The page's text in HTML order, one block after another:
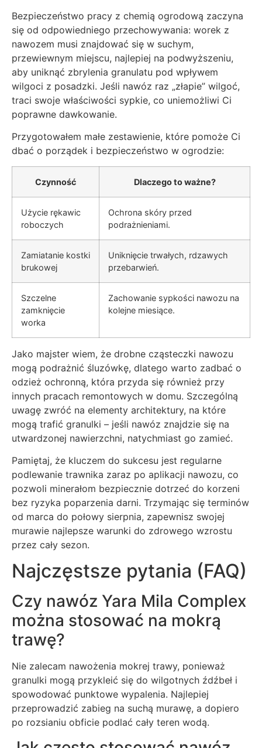
Bezpieczeństwo pracy z chemią ogrodową zaczyna
się od odpowiedniego przechowywania: worek z
nawozem musi znajdować się w suchym,
przewiewnym miejscu, najlepiej na podwyższeniu,
aby uniknąć zbrylenia granulatu pod wpływem
wilgoci z posadzki. Jeśli nawóz raz „złapie” wilgoć,
traci swoje właściwości sypkie, co uniemożliwi Ci
poprawne dawkowanie.
Przygotowałem małe zestawienie, które pomoże Ci
dbać o porządek i bezpieczeństwo w ogrodzie:
Czynność Dlaczego to ważne?
Użycie rękawic
roboczych
Ochrona skóry przed
podrażnieniami.
Zamiatanie kostki
brukowej
Uniknięcie trwałych, rdzawych
przebarwień.
Szczelne
zamknięcie
worka
Zachowanie sypkości nawozu na
kolejne miesiące.
Jako majster wiem, że drobne cząsteczki nawozu
mogą podrażnić śluzówkę, dlatego warto zadbać o
odzież ochronną, która przyda się również przy
innych pracach remontowych w domu. Szczególną
uwagę zwróć na elementy architektury, na które
mogą trafić granulki – jeśli nawóz znajdzie się na
utwardzonej nawierzchni, natychmiast go zamieć.
Pamiętaj, że kluczem do sukcesu jest regularne
podlewanie trawnika zaraz po aplikacji nawozu, co
pozwoli minerałom bezpiecznie dotrzeć do korzeni
bez ryzyka poparzenia darni. Trzymając się terminów
od marca do połowy sierpnia, zapewnisz swojej
murawie najlepsze warunki do zdrowego wzrostu
przez cały sezon.
Najczęstsze pytania (FAQ)
Czy nawóz Yara Mila Complex
można stosować na mokrą
trawę?
Nie zalecam nawożenia mokrej trawy, ponieważ
granulki mogą przykleić się do wilgotnych źdźbeł i
spowodować punktowe wypalenia. Najlepiej
przeprowadzić zabieg na suchą murawę, a dopiero
po rozsianiu obficie podlać cały teren wodą.